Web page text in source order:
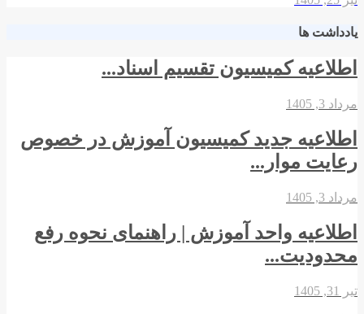
یادداشت ها
اطلاعیه کمیسیون تقسیم اسناد...
مرداد 3, 1405
اطلاعیه جدید کمیسیون آموزش در خصوص
رعایت موار...
مرداد 3, 1405
اطلاعیه واحد آموزش | راهنمای نحوه رفع
محدودیت...
تیر 31, 1405